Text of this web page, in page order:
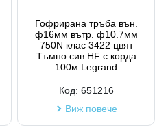
Гофрирана тръба вън.
ф16мм вътр. ф10.7мм
750N клас 3422 цвят
Тъмно сив HF с корда
100м Legrand
Код: 651216
Виж повече